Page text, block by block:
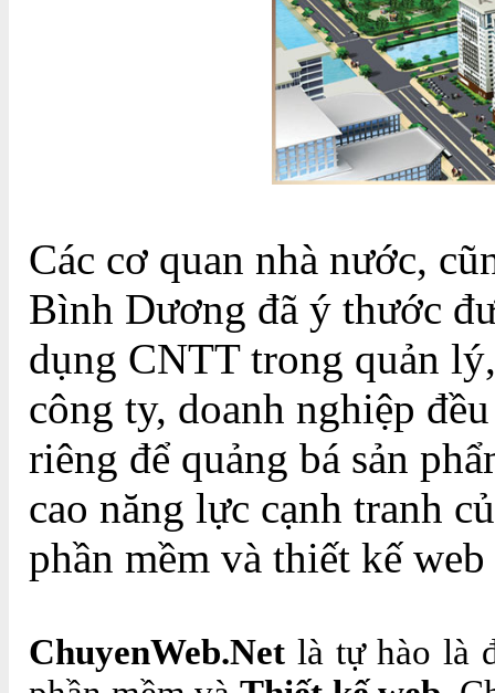
Các cơ quan nhà nước,
Bình Dương đã ý thước
dụng CNTT trong quản
công ty, doanh nghiệp
riêng để quảng bá sản
cao năng lực cạnh tranh
phần mềm và thiết kế
ChuyenWeb.Net là tự hào là